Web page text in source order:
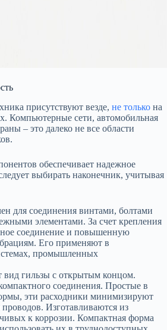
присутствуют везде, не только на
Компьютерные сети, автомобильная
– это далеко не все области
обеспечивает надежное
выбирать наконечник, учитывая
для соединения винтами, болтами
элементами. За счет крепления
соединение и повышенную
Его применяют в
промышленных
вид гильзы с открытым концом.
соединения. Простые в
эти расходники минимизируют
Изготавливаются из
к коррозии. Компактная форма